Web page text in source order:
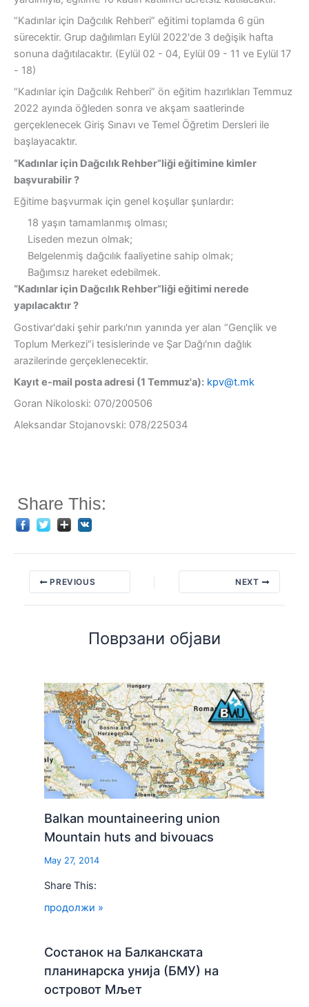
“Kadınlar için Dağcılık Rehberi” eğitimi toplamda 6 gün
sürecektir. Grup dağılımları Eylül 2022'de 3 değişik hafta
sonuna dağıtılacaktır. (Eylül 02 - 04, Eylül 09 - 11 ve Eylül 17
- 18)
“Kadınlar için Dağcılık Rehberi” ön eğitim hazırlıkları Temmuz
2022 ayında öğleden sonra ve akşam saatlerinde
gerçeklenecek Giriş Sınavı ve Temel Öğretim Dersleri ile
başlayacaktır.
“Kadınlar için Dağcılık Rehber”liği eğitimine kimler
başvurabilir ?
Eğitime başvurmak için genel koşullar şunlardır:
18 yaşın tamamlanmış olması;
Liseden mezun olmak;
Belgelenmiş dağcılık faaliyetine sahip olmak;
Bağımsız hareket edebilmek.
“Kadınlar için Dağcılık Rehber”liği eğitimi nerede
yapılacaktır ?
Gostivar'daki şehir parkı'nın yanında yer alan “Gençlik ve
Toplum Merkezi“i tesislerinde ve Şar Dağı'nın dağlık
arazilerinde gerçeklenecektir.
Kayıt e-mail posta adresi (1 Temmuz'a): kpv@t.mk
Goran Nikoloski: 070/200506
Aleksandar Stojanovski: 078/225034
Share This:
PREVIOUS NEXT
Поврзани објави
Balkan mountaineering union
Mountain huts and bivouacs
May 27, 2014
Share This:
продолжи »
Состанок на Балканската
планинарска унија (БМУ) на
островот Мљет